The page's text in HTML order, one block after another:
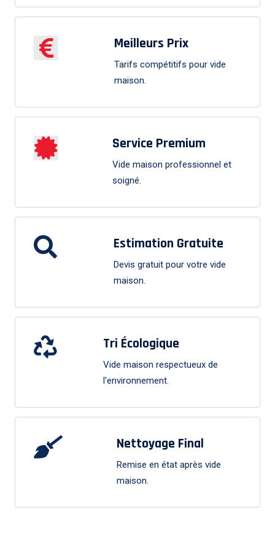
Meilleurs Prix
Tarifs compétitifs pour vide
maison.
Service Premium
Vide maison professionnel et
soigné.
Estimation Gratuite
Devis gratuit pour votre vide
maison.
Tri Écologique
Vide maison respectueux de
l'environnement.
Nettoyage Final
Remise en état après vide
maison.